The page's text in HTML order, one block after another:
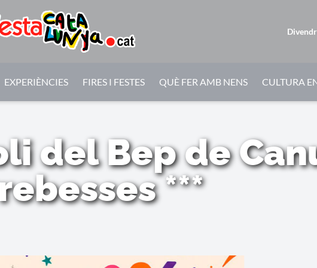
EXPERIÈNCIES FIRES I FESTES QUÈ FER AMB NENS CULTURA
del Bep de
***